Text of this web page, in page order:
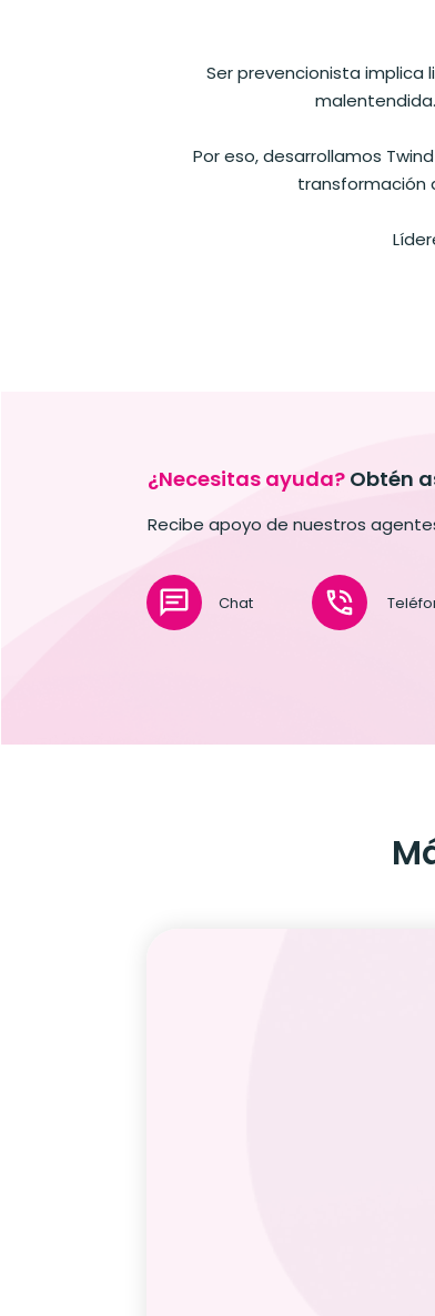
Ser prevencionista implica
Por eso, desarrollamos
transformación
¿Necesitas ayuda? Obtén
Recibe apoyo de nuestros
Chat